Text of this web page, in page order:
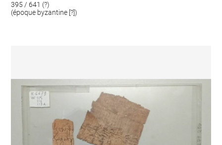
395 / 641 (?)
(époque byzantine [?])